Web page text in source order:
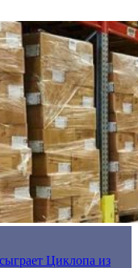
Циклопа из